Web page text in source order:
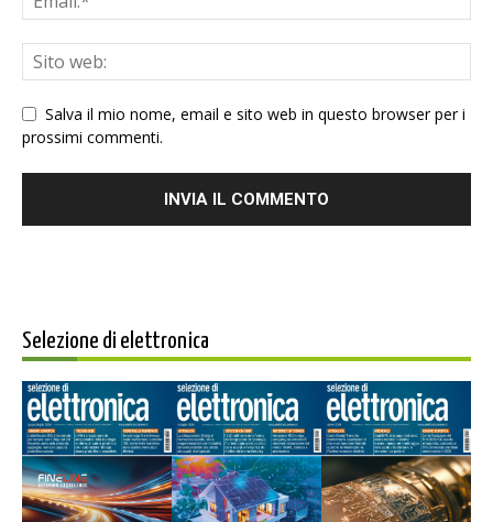
Salva il mio nome, email e sito web in questo browser per i
prossimi commenti.
Selezione di elettronica